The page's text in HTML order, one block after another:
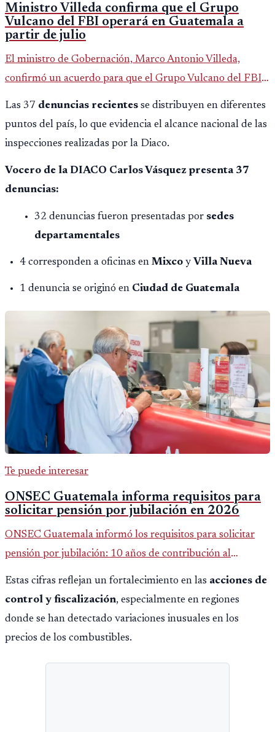
Ministro Villeda confirma que el Grupo
Vulcano del FBI operará en Guatemala a
partir de julio
El ministro de Gobernación, Marco Antonio Villeda,
confirmó un acuerdo para que el Grupo Vulcano del FBI
opere en Guatemala a partir de julio, tras un intento
fallido con la administración anterior del Ministerio
Público.
Las 37 denuncias recientes se distribuyen en diferentes
puntos del país, lo que evidencia el alcance nacional de las
inspecciones realizadas por la Diaco.
Vocero de la DIACO Carlos Vásquez presenta 37
denuncias:
32 denuncias fueron presentadas por sedes
departamentales
4 corresponden a oficinas en Mixco y Villa Nueva
1 denuncia se originó en Ciudad de Guatemala
Te puede interesar
ONSEC Guatemala informa requisitos para
solicitar pensión por jubilación en 2026
ONSEC Guatemala informó los requisitos para solicitar
pensión por jubilación: 10 años de contribución al
Montepío y 50 años de edad, o 20 años de servicio sin
importar edad.
Estas cifras reflejan un fortalecimiento en las acciones de
control y fiscalización, especialmente en regiones
donde se han detectado variaciones inusuales en los
precios de los combustibles.